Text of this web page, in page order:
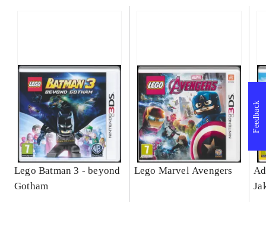
Lego Batman 3 - beyond
Gotham
Lego Marvel Avengers
Feedback